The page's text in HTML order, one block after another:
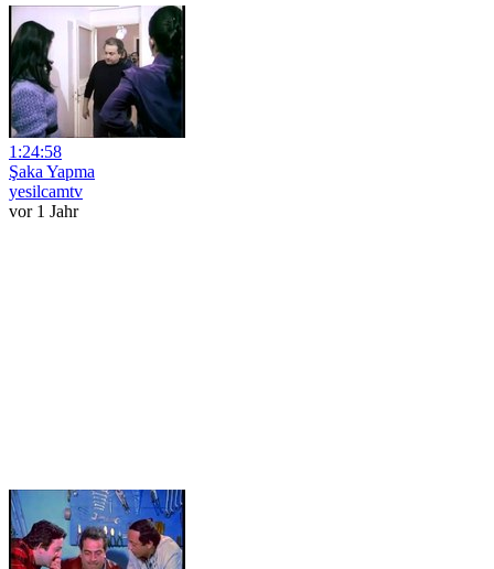
1:24:58
Şaka Yapma
yesilcamtv
vor 1 Jahr